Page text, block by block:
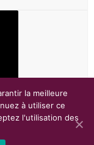
WordPress
la meilleure
à utiliser ce
l'utilisation des